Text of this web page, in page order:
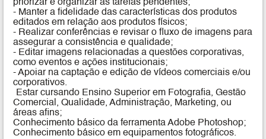
priorizar e organizar as tarefas pendentes;
- Manter a fidelidade das características dos produtos
editados em relação aos produtos físicos;
- Realizar conferências e revisar o fluxo de imagens para
assegurar a consistência e qualidade;
- Editar imagens relacionadas a questões corporativas,
como eventos e ações institucionais;
- Apoiar na captação e edição de vídeos comerciais e/ou
corporativos.
Estar cursando Ensino Superior em Fotografia, Gestão
Comercial, Qualidade, Administração, Marketing, ou
áreas afins;
Conhecimento básico da ferramenta Adobe Photoshop;
Conhecimento básico em equipamentos fotográficos.